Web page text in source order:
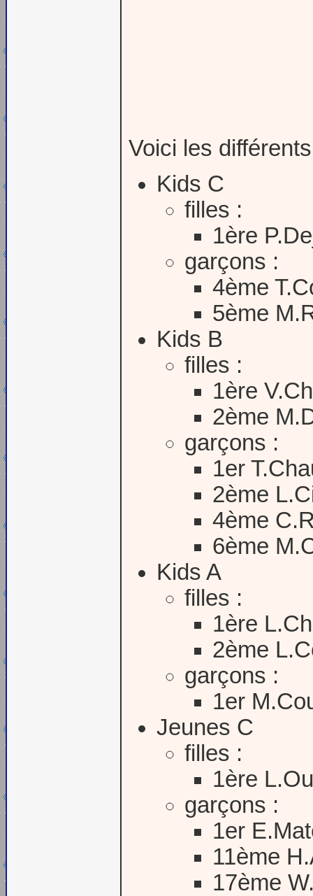
Voici les
Kids C
filles :
1ère
garçons :
4ème
5ème
Kids B
filles :
1ère
2ème
garçons :
1er
2ème
4ème
6ème
Kids A
filles :
1ère
2ème
garçons :
1er
Jeunes C
filles :
1ère
garçons :
1er
11ème
17ème